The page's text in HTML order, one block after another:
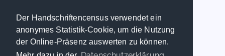
Der Handschriftencensus verwendet ein
anonymes Statistik-Cookie, um die Nutzung
der Online-Präsenz auswerten zu können.